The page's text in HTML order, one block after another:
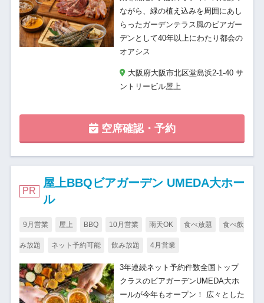
ながら、緑の植え込みを周囲にあし
らったガーデンテラス風のビアガー
デンとして40年以上にわたり都会の
オアシス
大阪府大阪市北区堂島浜2-1-40 サ
ントリービル屋上
空席確認・予約
PR
屋上BBQビアガーデン UMEDA大ホー
ル
9月営業 屋上 BBQ 10月営業 雨天OK 食べ放題 食べ飲
み放題 ネット予約可能 飲み放題 4月営業
3年連続ネット予約件数全国トップ
クラスのビアガーデンUMEDA大ホ
ールが今年もオープン！ 広々とした